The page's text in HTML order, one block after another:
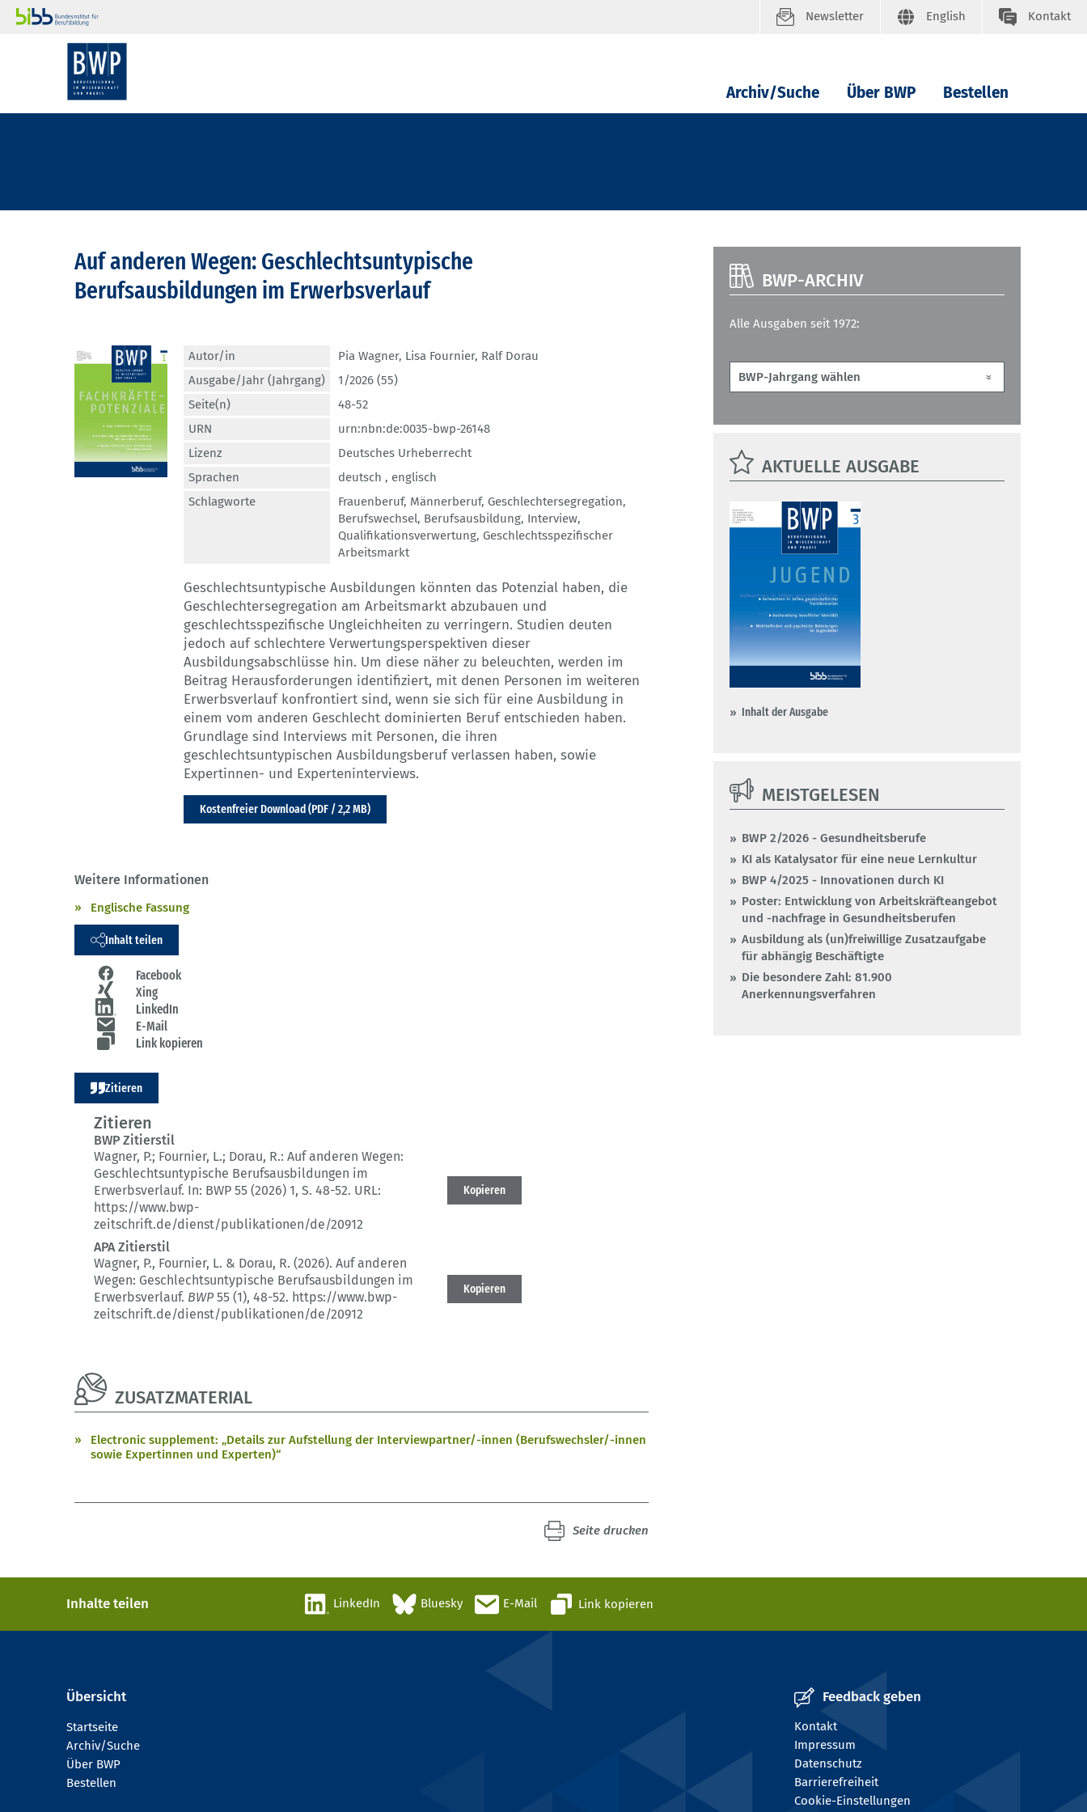
Newsletter English Kontakt
Archiv/Suche Über BWP Bestellen
Auf anderen Wegen: Geschlechtsuntypische
Berufsausbildungen im Erwerbsverlauf
Autor/in Pia Wagner, Lisa Fournier, Ralf Dorau
Ausgabe/Jahr (Jahrgang)
1/2026 (55)
Seite(n)
48-52
URN
urn:nbn:de:0035-bwp-26148
Lizenz
Deutsches Urheberrecht
Sprachen
deutsch , englisch
Schlagworte
Frauenberuf, Männerberuf, Geschlechtersegregation,
Berufswechsel, Berufsausbildung, Interview,
Qualifikationsverwertung, Geschlechtsspezifischer
Arbeitsmarkt
Geschlechtsuntypische Ausbildungen könnten das Potenzial haben, die
Geschlechtersegregation am Arbeitsmarkt abzubauen und
geschlechtsspezifische Ungleichheiten zu verringern. Studien deuten
jedoch auf schlechtere Verwertungsperspektiven dieser
Ausbildungsabschlüsse hin. Um diese näher zu beleuchten, werden im
Beitrag Herausforderungen identifiziert, mit denen Personen im weiteren
Erwerbsverlauf konfrontiert sind, wenn sie sich für eine Ausbildung in
einem vom anderen Geschlecht dominierten Beruf entschieden haben.
Grundlage sind Interviews mit Personen, die ihren
geschlechtsuntypischen Ausbildungsberuf verlassen haben, sowie
Expertinnen- und Experteninterviews.
Kostenfreier Download (PDF / 2,2 MB)
Weitere Informationen
Englische Fassung
Inhalt teilen
Facebook
Xing
LinkedIn
E-Mail
Link kopieren
Zitieren
Zitieren
BWP Zitierstil
Wagner, P.; Fournier, L.; Dorau, R.: Auf anderen Wegen:
Geschlechtsuntypische Berufsausbildungen im
Erwerbsverlauf. In: BWP 55 (2026) 1, S. 48-52. URL:
https://www.bwp-
zeitschrift.de/dienst/publikationen/de/20912
Kopieren
APA Zitierstil
Wagner, P., Fournier, L. & Dorau, R. (2026). Auf anderen
Wegen: Geschlechtsuntypische Berufsausbildungen im
Erwerbsverlauf. BWP55 (1), 48-52. https://www.bwp-
zeitschrift.de/dienst/publikationen/de/20912
Kopieren
ZUSATZMATERIAL
Electronic supplement: „Details zur Aufstellung der Interviewpartner/-innen (Berufswechsler/-innen
sowie Expertinnen und Experten)“
Seite drucken
BWP-ARCHIV
Alle Ausgaben seit 1972:
AKTUELLE AUSGABE
Inhalt der Ausgabe
MEISTGELESEN
BWP 2/2026 - Gesundheitsberufe
KI als Katalysator für eine neue Lernkultur
BWP 4/2025 - Innovationen durch KI
Poster: Entwicklung von Arbeitskräfteangebot
und -nachfrage in Gesundheitsberufen
Ausbildung als (un)freiwillige Zusatzaufgabe
für abhängig Beschäftigte
Die besondere Zahl: 81.900
Anerkennungsverfahren
Inhalte teilen LinkedIn Bluesky E-Mail Link kopieren
Übersicht
Startseite
Archiv/Suche
Über BWP
Bestellen
Feedback geben
Kontakt
Impressum
Datenschutz
Barrierefreiheit
Cookie-Einstellungen